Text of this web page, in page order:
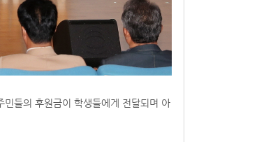
들의 후원금이 학생들에게 전달되며 아